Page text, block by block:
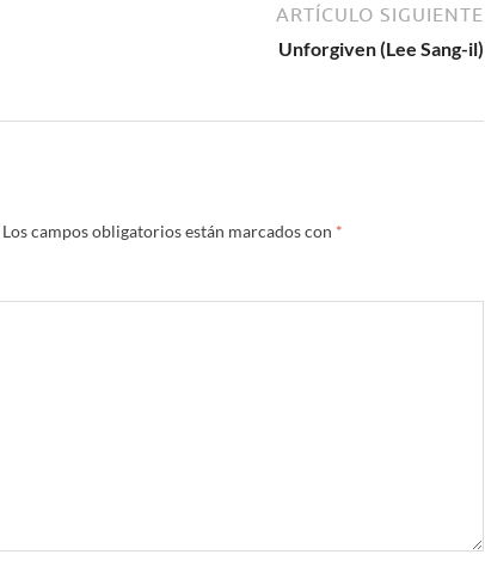
ARTÍCULO SIGUIENTE
Unforgiven (Lee Sang-il)
Los campos obligatorios están marcados con *